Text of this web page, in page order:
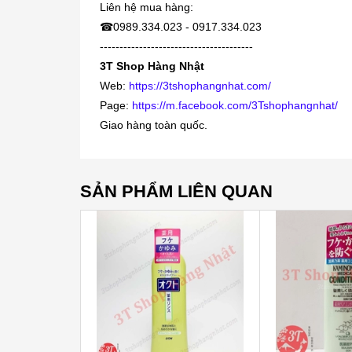
Liên hệ mua hàng:
☎0989.334.023 - 0917.334.023
---------------------------------------
3T Shop Hàng Nhật
Web: https://3tshophangnhat.com/
Page: https://m.facebook.com/3Tshophangnhat/
Giao hàng toàn quốc.
SẢN PHẨM LIÊN QUAN